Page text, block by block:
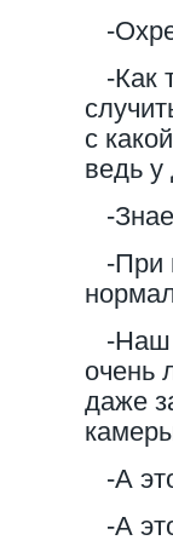
-
-Как
с
ведь у
-
-При
-Наш
очень
даже
-А
-А